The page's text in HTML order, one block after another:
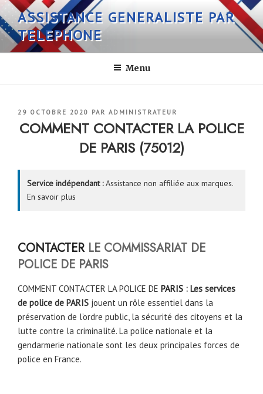
Aller
au
contenu
principal
ASSISTANCE GENERALISTE PAR
TELEPHONE
Menu
PUBLIÉ
LE
29 OCTOBRE 2020 PAR ADMINISTRATEUR
COMMENT CONTACTER LA POLICE
DE PARIS (75012)
Service indépendant :Assistance non affiliée aux marques.
En savoir plus
CONTACTERLE COMMISSARIAT DE
POLICE DE PARIS
COMMENT CONTACTER LA POLICE DE PARIS : Les services
de police de PARIS jouent un rôle essentiel dans la
préservation de l’ordre public, la sécurité des citoyens et la
lutte contre la criminalité. La police nationale et la
gendarmerie nationale sont les deux principales forces de
police en France.